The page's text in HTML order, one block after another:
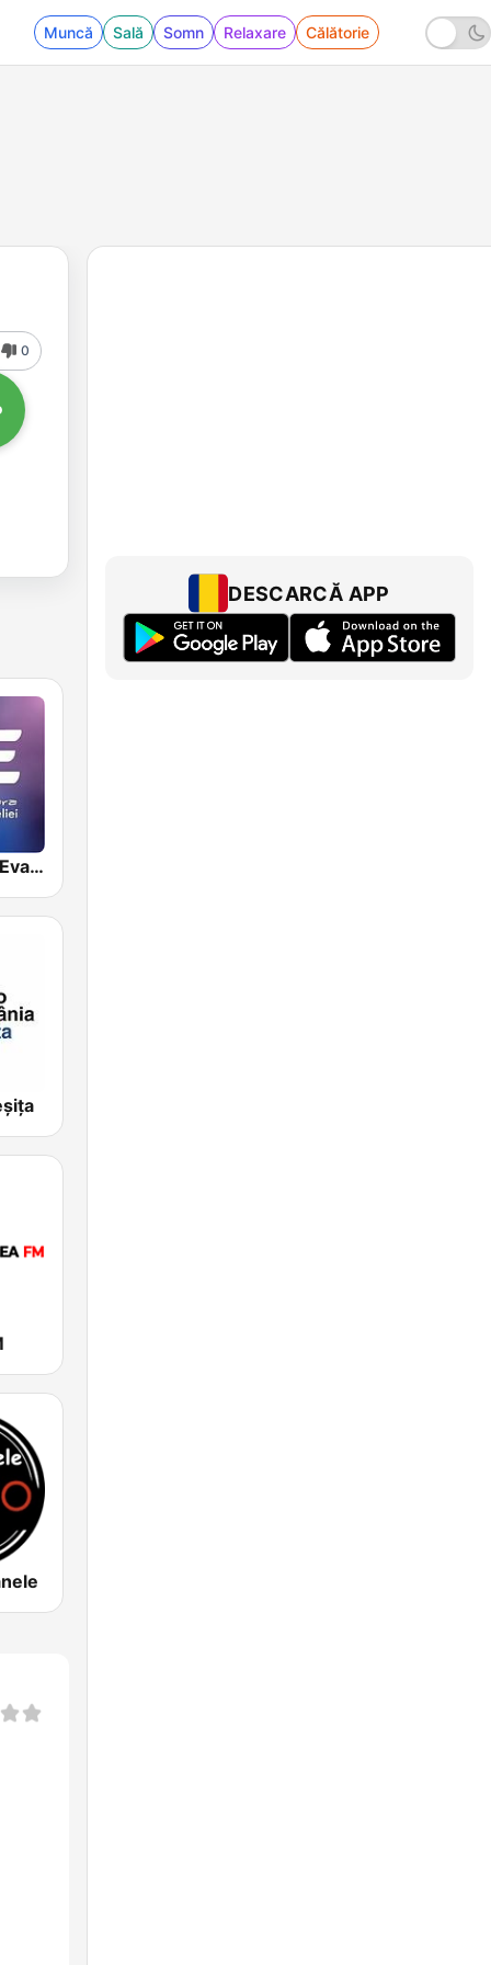
Muncă Sală Somn Relaxare Călătorie
0
Radio Vocea Evangheliei Timişoara
DESCARCĂ APP